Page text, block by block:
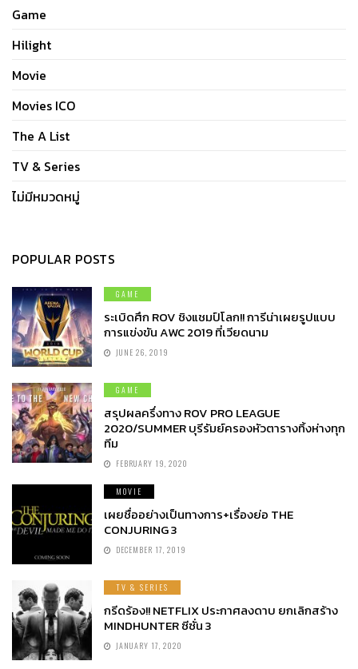
Game
Hilight
Movie
Movies ICO
The A List
TV & Series
ไม่มีหมวดหมู่
POPULAR POSTS
GAME
ระเบิดศึก ROV ชิงแชมป์โลก!! การีน่าเผยรูปแบบ
การแข่งขัน AWC 2019 ที่เวียดนาม
JUNE 26, 2019
GAME
สรุปผลครึ่งทาง ROV PRO LEAGUE
2020/SUMMER บุรีรัมย์ครองหัวตารางทิ้งห่างทุก
ทีม
FEBRUARY 19, 2020
MOVIE
เผยชื่ออย่างเป็นทางการ+เรื่องย่อ THE
CONJURING 3
DECEMBER 17, 2019
TV & SERIES
กรีดร้อง!! NETFLIX ประกาศลงดาบ ยกเลิกสร้าง
MINDHUNTER ซีซั่น 3
JANUARY 17, 2020